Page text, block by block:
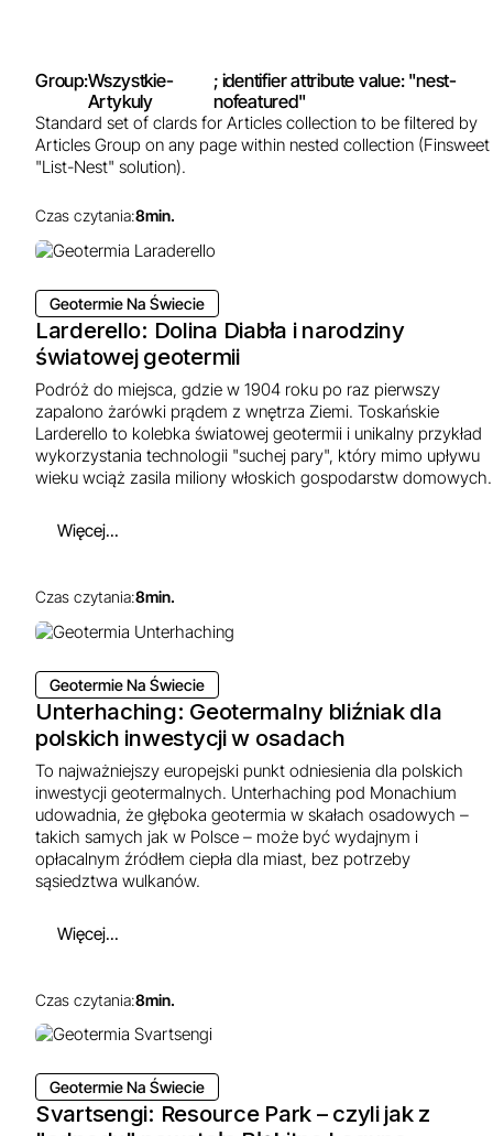
Group:Wszystkie-
Artykuly
; identifier attribute value: "nest-
nofeatured"
Standard set of clards for Articles collection to be filtered by
Articles Group on any page within nested collection (Finsweet
"List-Nest" solution).
Czas czytania:8min.
Geotermie Na Świecie
Larderello: Dolina Diabła i narodziny
światowej geotermii
Podróż do miejsca, gdzie w 1904 roku po raz pierwszy
zapalono żarówki prądem z wnętrza Ziemi. Toskańskie
Larderello to kolebka światowej geotermii i unikalny przykład
wykorzystania technologii "suchej pary", który mimo upływu
wieku wciąż zasila miliony włoskich gospodarstw domowych.
Więcej...
Czas czytania:8min.
Geotermie Na Świecie
Unterhaching: Geotermalny bliźniak dla
polskich inwestycji w osadach
To najważniejszy europejski punkt odniesienia dla polskich
inwestycji geotermalnych. Unterhaching pod Monachium
udowadnia, że głęboka geotermia w skałach osadowych –
takich samych jak w Polsce – może być wydajnym i
opłacalnym źródłem ciepła dla miast, bez potrzeby
sąsiedztwa wulkanów.
Więcej...
Czas czytania:8min.
Geotermie Na Świecie
Svartsengi: Resource Park – czyli jak z